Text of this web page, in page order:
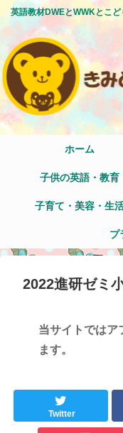
英語教材DWEとWWKとこ
ホーム
子供の英語・教育
子育て・美容・生
プ
2022進研ゼミ
当サイトではア
ます。
Twitter